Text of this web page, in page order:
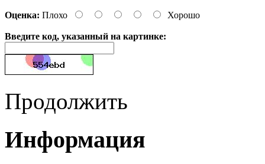
Оценка: Плохо Хорошо
Введите код, указанный на картинке:
Продолжить
Информация